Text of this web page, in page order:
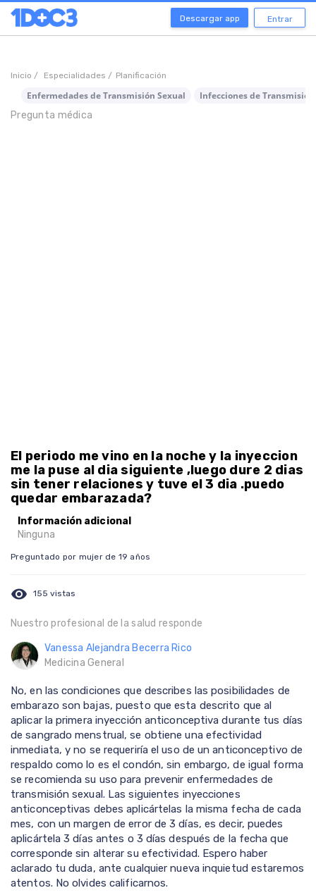
Descargar app Entrar
Inicio / Especialidades / Planificación
Enfermedades de Transmisión Sexual
Infecciones de
Pregunta médica
El periodo me vino en la noche y la inyeccion
me la puse al dia siguiente ,luego dure 2 dias
sin tener relaciones y tuve el 3 dia .puedo
quedar embarazada?
Información adicional
Ninguna
Preguntado por mujer de 19 años
visibility 155 vistas
Nuestro profesional de la salud responde
Vanessa Alejandra Becerra Rico
Medicina General
No, en las condiciones que describes las posibilidades de
embarazo son bajas, puesto que esta descrito que al
aplicar la primera inyección anticonceptiva durante tus días
de sangrado menstrual, se obtiene una efectividad
inmediata, y no se requeriría el uso de un anticonceptivo de
respaldo como lo es el condón, sin embargo, de igual forma
se recomienda su uso para prevenir enfermedades de
transmisión sexual. Las siguientes inyecciones
anticonceptivas debes aplicártelas la misma fecha de cada
mes, con un margen de error de 3 días, es decir, puedes
aplicártela 3 días antes o 3 días después de la fecha que
corresponde sin alterar su efectividad. Espero haber
aclarado tu duda, ante cualquier nueva inquietud estaremos
atentos. No olvides calificarnos.